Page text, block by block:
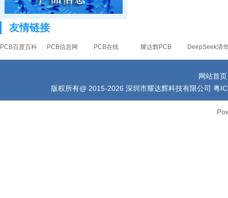
友情链接
PCB百度百科 PCB信息网 PCB在线 耀达辉PCB DeepSeek清
网站首页
版权所有@ 2015-2026 深圳市耀达辉科技有限公司 粤